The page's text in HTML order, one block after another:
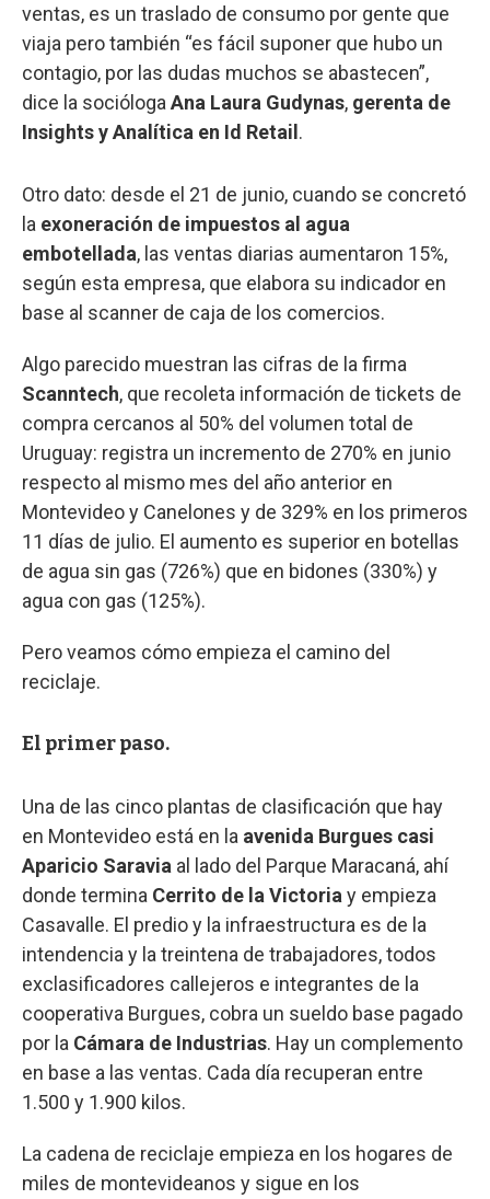
ventas, es un traslado de consumo por gente que
viaja pero también “es fácil suponer que hubo un
contagio, por las dudas muchos se abastecen”,
dice la socióloga Ana Laura Gudynas, gerenta de
Insights y Analítica en Id Retail .
Otro dato: desde el 21 de junio, cuando se concretó
la exoneración de impuestos al agua
embotellada, las ventas diarias aumentaron 15%,
según esta empresa, que elabora su indicador en
base al scanner de caja de los comercios.
Algo parecido muestran las cifras de la firma
Scanntech, que recoleta información de tickets de
compra cercanos al 50% del volumen total de
Uruguay: registra un incremento de 270% en junio
respecto al mismo mes del año anterior en
Montevideo y Canelones y de 329% en los primeros
11 días de julio. El aumento es superior en botellas
de agua sin gas (726%) que en bidones (330%) y
agua con gas (125%).
Pero veamos cómo empieza el camino del
reciclaje.
El primer paso.
Una de las cinco plantas de clasificación que hay
en Montevideo está en la avenida Burgues casi
Aparicio Saravia al lado del Parque Maracaná, ahí
donde termina Cerrito de la Victoria y empieza
Casavalle. El predio y la infraestructura es de la
intendencia y la treintena de trabajadores, todos
exclasificadores callejeros e integrantes de la
cooperativa Burgues, cobra un sueldo base pagado
por la Cámara de Industrias. Hay un complemento
en base a las ventas. Cada día recuperan entre
1.500 y 1.900 kilos.
La cadena de reciclaje empieza en los hogares de
miles de montevideanos y sigue en los